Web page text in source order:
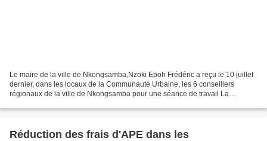
Le maire de la ville de Nkongsamba,Nzoki Epoh Frédéric a reçu le 10 juillet
dernier, dans les locaux de la Communauté Urbaine, les 6 conseillers
régionaux de la ville de Nkongsamba pour une séance de travail La
Réduction des frais d'APE dans les